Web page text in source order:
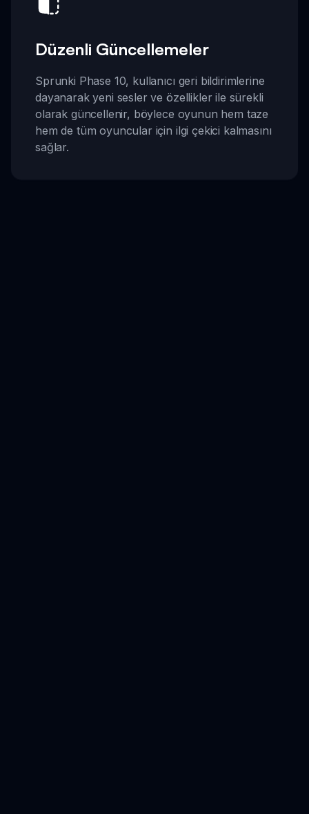
Düzenli Güncellemeler
Sprunki Phase 10, kullanıcı geri bildirimlerine
dayanarak yeni sesler ve özellikler ile sürekli
olarak güncellenir, böylece oyunun hem taze
hem de tüm oyuncular için ilgi çekici kalmasını
sağlar.